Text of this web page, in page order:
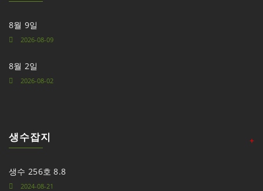
8월 9일
2026-08-09
8월 2일
2026-08-02
생수잡지 +
생수 256호 8.8
2024-08-21